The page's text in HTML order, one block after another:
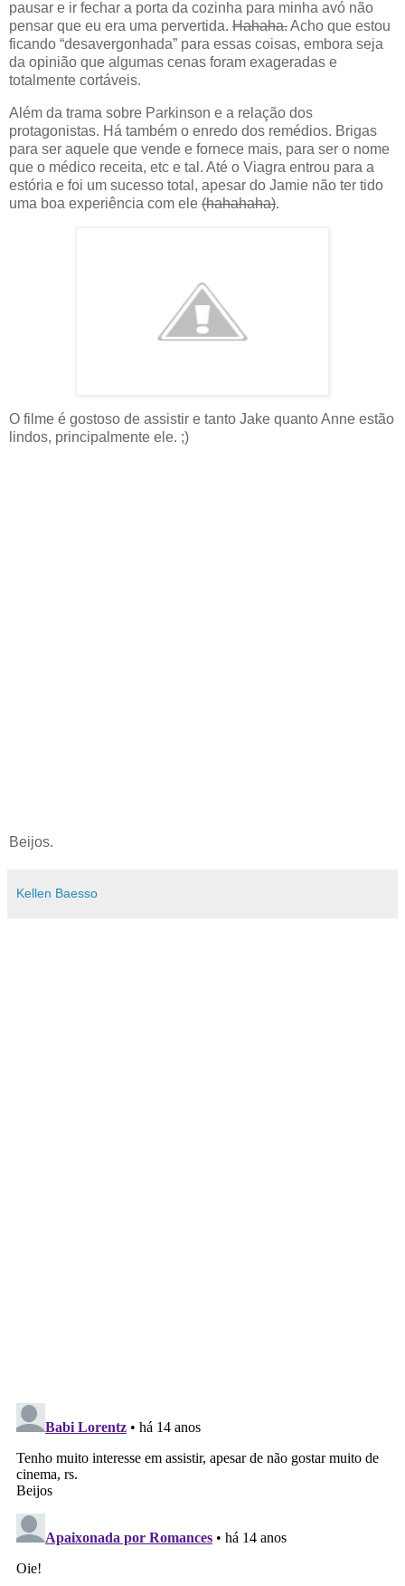
pausar e ir fechar a porta da cozinha para minha avó não
pensar que eu era uma pervertida. Hahaha.Acho que estou
ficando “desavergonhada” para essas coisas, embora seja
da opinião que algumas cenas foram exageradas e
totalmente cortáveis.
Além da trama sobre Parkinson e a relação dos
protagonistas. Há também o enredo dos remédios. Brigas
para ser aquele que vende e fornece mais, para ser o nome
que o médico receita, etc e tal. Até o Viagra entrou para a
estória e foi um sucesso total, apesar do Jamie não ter tido
uma boa experiência com ele (hahahaha).
O filme é gostoso de assistir e tanto Jake quanto Anne estão
lindos, principalmente ele. ;)
Beijos.
Kellen Baesso